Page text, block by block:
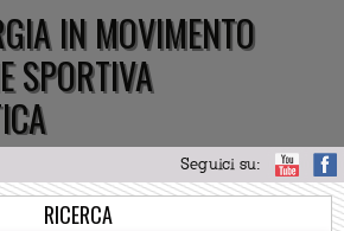
IN MOVIMENTO
SPORTIVA
Seguici su:
RICERCA